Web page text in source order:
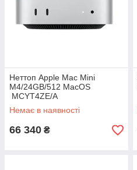
Неттоп Apple Mac Mini
M4/24GB/512 MacOS
MCYT4ZE/A
Немає в наявності
66 340 ₴